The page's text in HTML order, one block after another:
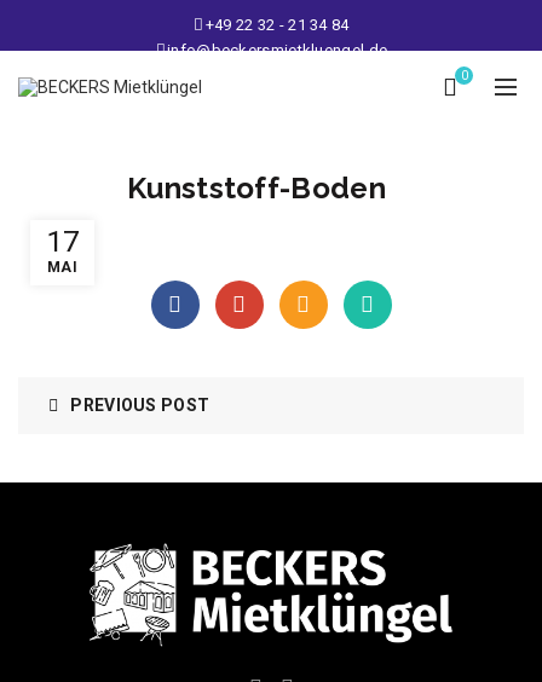
+49 22 32 - 21 34 84
info@beckersmietkluengel.de
Lager: Gutenbergstraße 1 - 50389 Wesseling
Mo - Fr: 9 – 17 Uhr, Sa: 9 – 12 Uhr
0
17
MAI
Kunststoff-Boden
PREVIOUS POST